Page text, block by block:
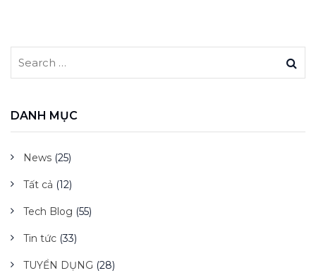
DANH MỤC
News (25)
Tất cả (12)
Tech Blog (55)
Tin tức (33)
TUYỂN DỤNG (28)